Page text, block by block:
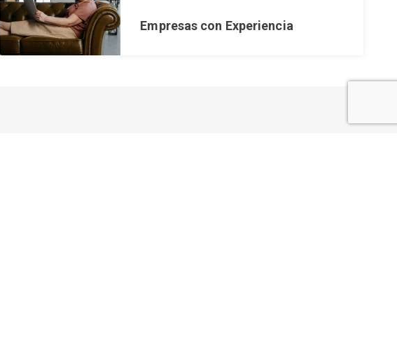
Empresas con Experiencia